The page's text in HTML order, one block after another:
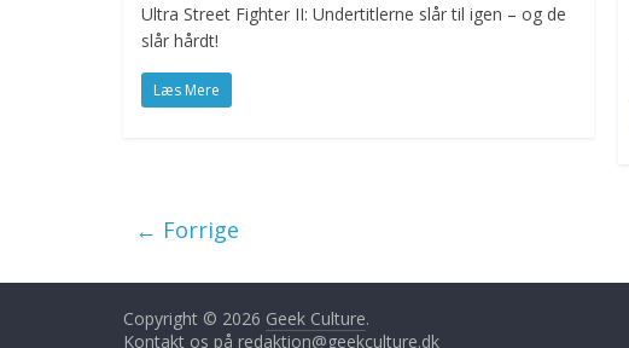
Ultra Street Fighter II: Undertitlerne slår til igen – og de
slår hårdt!
Læs Mere
← Forrige
Copyright © 2026 Geek Culture.
Kontakt os på redaktion@geekculture.dk